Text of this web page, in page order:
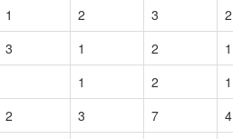
1 2 3
2
3 1 2
1
1 2
1
2 3 7
4